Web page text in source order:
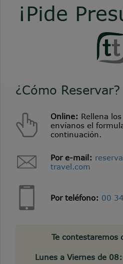
¡Pide
¿Cómo Reservar?
Online: Rellena
envíanos el
continuación.
Por e-mail:
travel.com
Por teléfono: 00
Te contestaremos
Lunes a Viernes de